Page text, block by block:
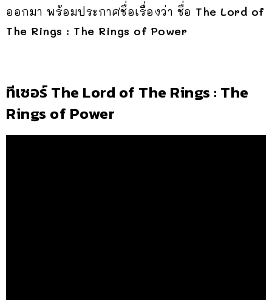
ออกมา พร้อมประกาศชื่อเรื่องว่า ชื่อ The Lord of
The Rings : The Rings of Power
ทีเซอร์ The Lord of The Rings : The
Rings of Power